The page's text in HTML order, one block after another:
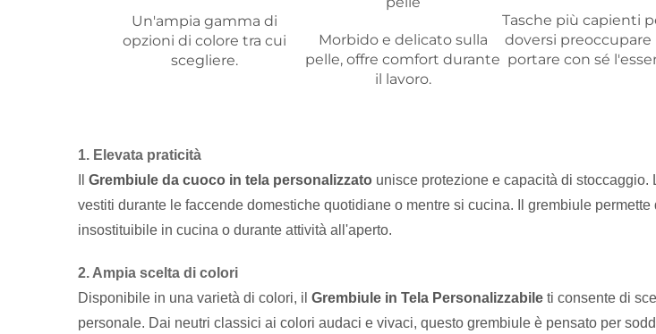
Un'ampia gamma di
opzioni di colore tra cui
scegliere.
Morbido e delicato sulla
pelle, offre comfort durante
il lavoro.
Tasche più capienti
doversi preoccupare
portare con sé
1. Elevata praticità
Grembiule da cuoco in tela personalizzato unisce protezione e capacità di
vestiti durante le faccende domestiche quotidiane o mentre si cucina. Il grembiule
insostituibile in cucina o durante attività all'aperto.
2. Ampia scelta di colori
Disponibile in una varietà di colori, il Grembiule in Tela Personalizzabile ti consente di
personale. Dai neutri classici ai colori audaci e vivaci, questo grembiule è pensato per